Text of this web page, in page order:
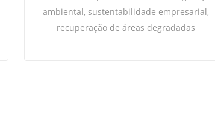
ambiental, sustentabilidade empresarial,
recuperação de áreas degradadas